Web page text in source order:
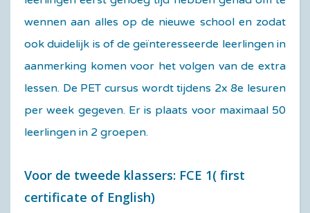
wennen aan alles op de nieuwe school en zodat
ook duidelijk is of de geïnteresseerde leerlingen in
aanmerking komen voor het volgen van de extra
lessen. De PET cursus wordt tijdens 2x 8e lesuren
per week gegeven. Er is plaats voor maximaal 50
leerlingen in 2 groepen.
Voor de tweede klassers: FCE 1( first
certificate of English)